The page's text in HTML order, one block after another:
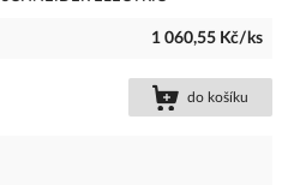
1 060,55 Kč/ks
do košíku